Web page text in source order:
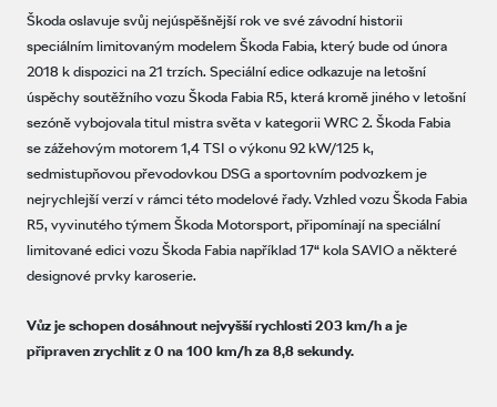
Škoda oslavuje svůj nejúspěšnější rok ve své závodní historii
speciálním limitovaným modelem Škoda Fabia, který bude od února
2018 k dispozici na 21 trzích. Speciální edice odkazuje na letošní
úspěchy soutěžního vozu Škoda Fabia R5, která kromě jiného v letošní
sezóně vybojovala titul mistra světa v kategorii WRC 2. Škoda Fabia
se zážehovým motorem 1,4 TSI o výkonu 92 kW/125 k,
sedmistupňovou převodovkou DSG a sportovním podvozkem je
nejrychlejší verzí v rámci této modelové řady. Vzhled vozu Škoda Fabia
R5, vyvinutého týmem Škoda Motorsport, připomínají na speciální
limitované edici vozu Škoda Fabia například 17“ kola SAVIO a některé
designové prvky karoserie.
Vůz je schopen dosáhnout nejvyšší rychlosti 203 km/h a je
připraven zrychlit z 0 na 100 km/h za 8,8 sekundy.